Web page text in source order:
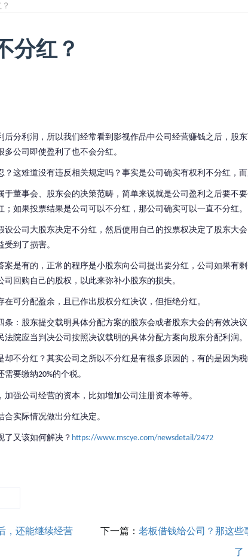
分红？
分利润，所以我们经常看到影视作品中公司经营赚钱之后，股
公司即使盈利了也不会分红。
这难道没有违反相关规定吗？事实是公司确实有权利不分红，
于董事会、股东会的决策范畴，简单来说就是公司盈利之后要不
如果投票结果是公司可以不分红，那公司确实可以一直不分红。
公司大股东决定不分红，然后使用自己的投票权决定了股东大
到了损害。
是有的，正常的程序是小股东向公司提出要分红，公司如果有
回购自己的股权，以此来弥补小股东的损失。
可分配盈余，且已作出股权分红决议，但拒绝分红。
：股东提交载明具体分配方案的股东会或者股东大会的有效决
院应当判决公司按照决议载明的具体分配方案向股东分配利润。
不分红？其实公司之所以不分红是有很多原因的，有的是因为
需要缴纳20%的个税。
强公司经营的资本，比如增加公司注册资本等等。
实际情况做出分红决定。
了又该如何解决？ https://www.mscye.com/newsdetail/2472
，还能继续经营 下一篇： 老板借钱给公司？那这些
了